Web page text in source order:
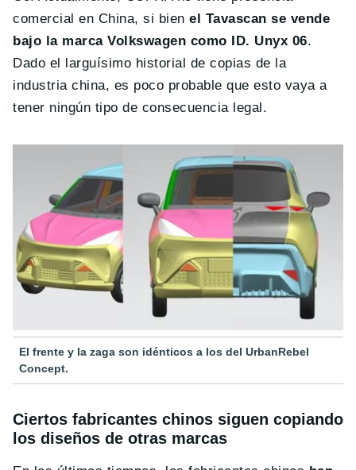
comercial en China, si bienel Tavascan se vende
bajo la marca Volkswagen como ID. Unyx 06.
Dado el larguísimo historial de copias de la
industria china, es poco probable que esto vaya a
tener ningún tipo de consecuencia legal.
El frente y la zaga son idénticos a los del UrbanRebel
Concept.
Ciertos fabricantes chinos siguen copiando
los diseños de otras marcas